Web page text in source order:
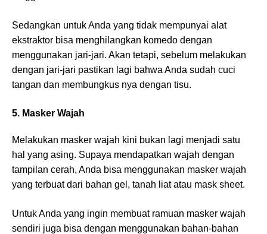
Sedangkan untuk Anda yang tidak mempunyai alat
ekstraktor bisa menghilangkan komedo dengan
menggunakan jari-jari. Akan tetapi, sebelum melakukan
dengan jari-jari pastikan lagi bahwa Anda sudah cuci
tangan dan membungkus nya dengan tisu.
5. Masker Wajah
Melakukan masker wajah kini bukan lagi menjadi satu
hal yang asing. Supaya mendapatkan wajah dengan
tampilan cerah, Anda bisa menggunakan masker wajah
yang terbuat dari bahan gel, tanah liat atau mask sheet.
Untuk Anda yang ingin membuat ramuan masker wajah
sendiri juga bisa dengan menggunakan bahan-bahan